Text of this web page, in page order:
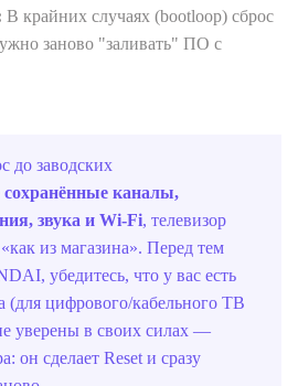
В крайних случаях (bootloop) сброс
заново "заливать" ПО с
до заводских
сохранённые каналы,
звука и Wi‑Fi, телевизор
из магазина». Перед тем
убедитесь, что у вас есть
(для цифрового/кабельного ТВ
уверены в своих силах —
он сделает Reset и сразу